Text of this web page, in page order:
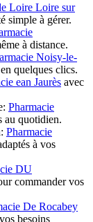
Loire Loire sur
simple à gérer.
à distance.
Noisy-le-
quelques clics.
ean Jaurès avec
Pharmacie
au quotidien.
Pharmacie
à vos
DU
commander vos
De Rocabey
besoins